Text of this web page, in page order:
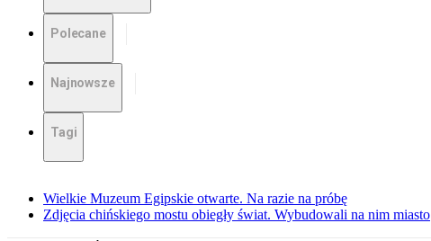
Polecane
Najnowsze
Tagi
Wielkie Muzeum Egipskie otwarte. Na razie na próbę
Zdjęcia chińskiego mostu obiegły świat. Wybudowali na nim miasto